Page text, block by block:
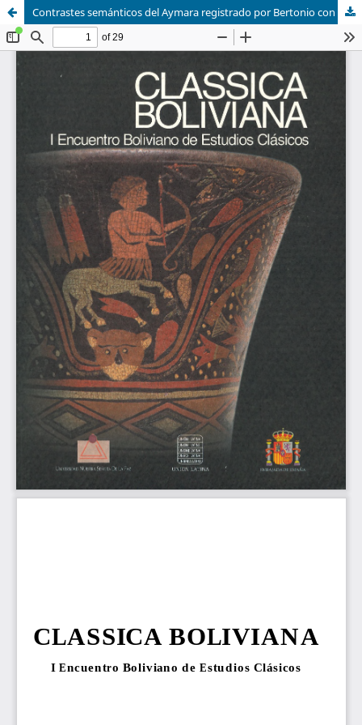
Contrastes semánticos del Aymara registrado por Bertonio con el Castellano de Gracián